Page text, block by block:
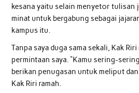
kesana yaitu selain menyetor tulisan
minat untuk bergabung sebagai
kampus itu.
Tanpa saya duga sama sekali, Kak
permintaan saya. “Kamu sering-
berikan penugasan untuk meliput
Kak Riri ramah.